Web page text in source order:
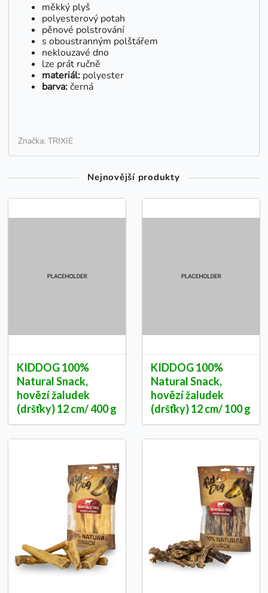
měkký plyš
polyesterový potah
pěnové polstrování
s oboustranným polštářem
neklouzavé dno
lze prát ručně
materiál: polyester
barva:černá
Značka: TRIXIE
Nejnovější produkty
KIDDOG 100%
Natural Snack,
hovězí žaludek
(dršťky) 12 cm/ 400 g
KIDDOG 100%
Natural Snack,
hovězí žaludek
(dršťky) 12 cm/ 100 g